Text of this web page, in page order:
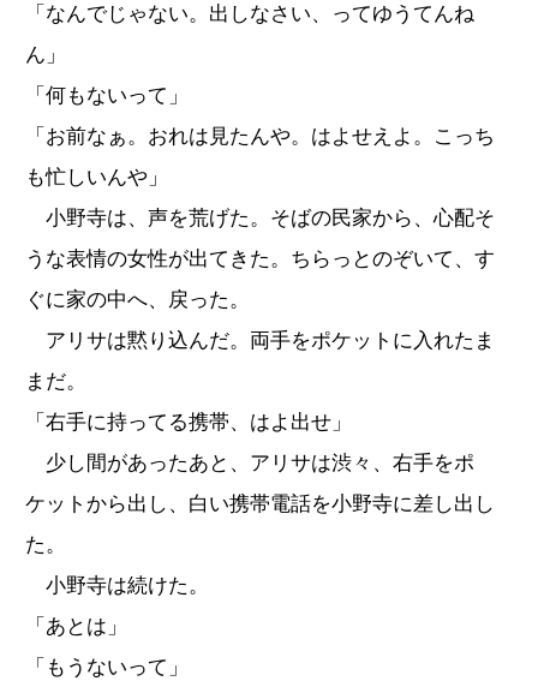
「なんでじゃない。出しなさい、ってゆうてんね
ん」
「何もないって」
「お前なぁ。おれは見たんや。はよせえよ。こっち
も忙しいんや」
小野寺は、声を荒げた。そばの民家から、心配そ
うな表情の女性が出てきた。ちらっとのぞいて、す
ぐに家の中へ、戻った。
アリサは黙り込んだ。両手をポケットに入れたま
まだ。
「右手に持ってる携帯、はよ出せ」
少し間があったあと、アリサは渋々、右手をポ
ケットから出し、白い携帯電話を小野寺に差し出し
た。
小野寺は続けた。
「あとは」
「もうないって」